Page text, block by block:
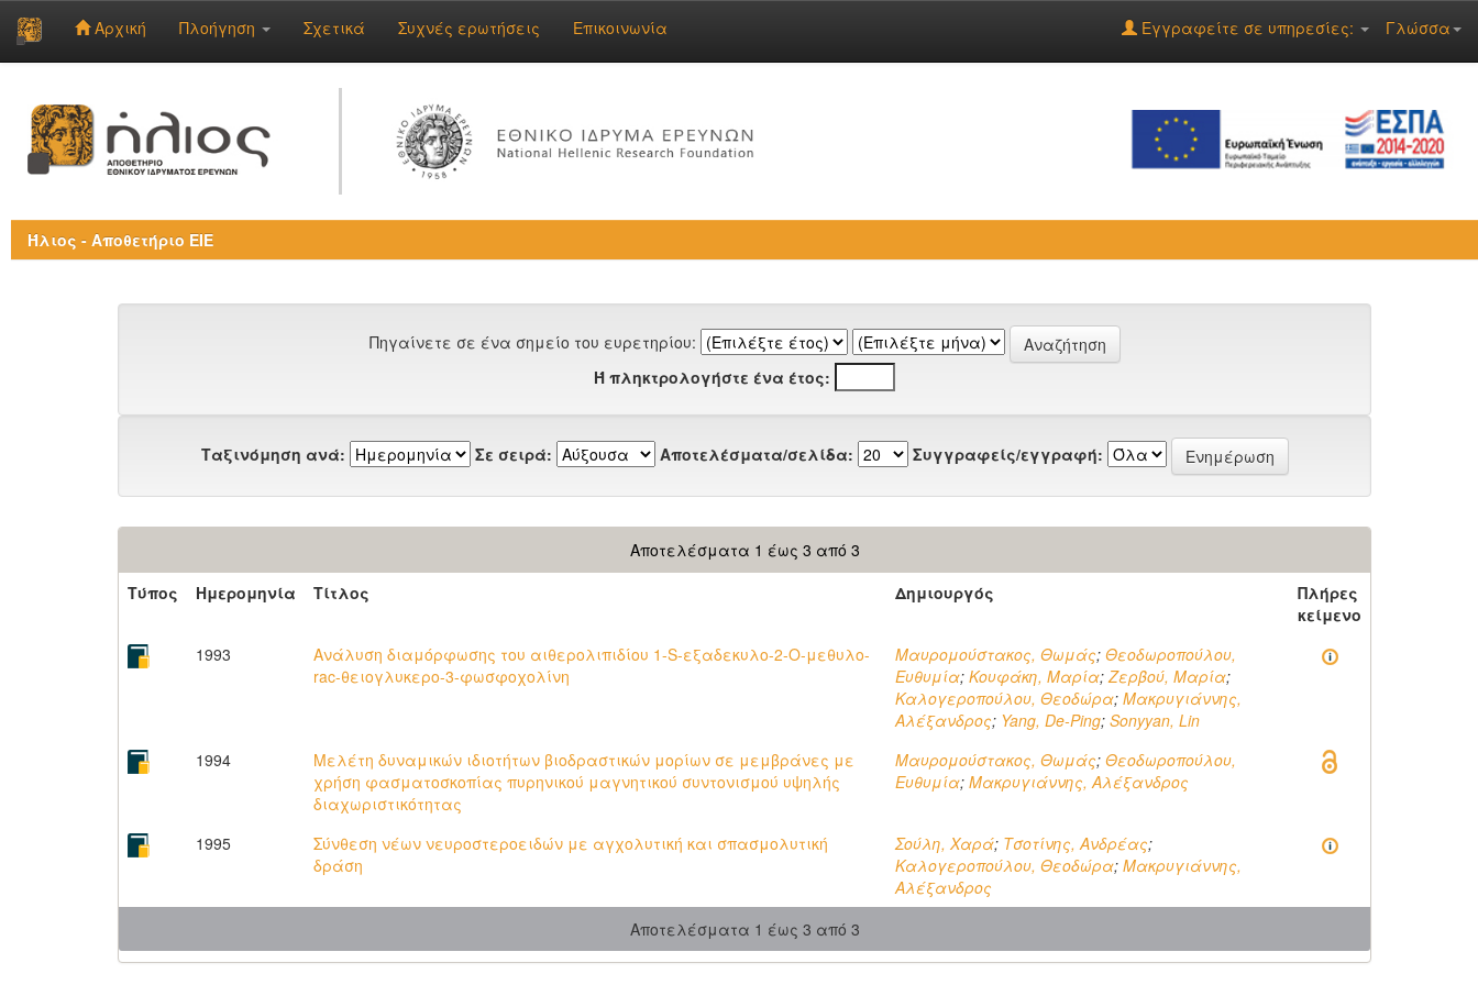
navigation
Αρχική Πλοήγηση Σχετικά Συχνές ερωτήσεις Επικοινωνία Γλώσσα
Εγγραφείτε σε υπηρεσίες:
Ήλιος - Αποθετήριο ΕΙΕ
Πηγαίνετε σε ένα σημείο του ευρετηρίου:
Ή πληκτρολογήστε ένα έτος:
Ταξινόμηση ανά: Σε σειρά: Αποτελέσματα/σελίδα: Συγγραφείς/εγγραφή:
Αποτελέσματα 1 έως 3 από 3
Τύπος
Ημερομηνία Τίτλος Δημιουργός
Πλήρες
κείμενο
1993
Ανάλυση διαμόρφωσης του αιθερολιπιδίου 1-S-εξαδεκυλο-2-O-μεθυλο-
rac-θειογλυκερο-3-φωσφοχολίνη
Μαυρομούστακος, Θωμάς; Θεοδωροπούλου,
Ευθυμία; Κουφάκη, Μαρία;Ζερβού, Μαρία;
Καλογεροπούλου, Θεοδώρα; Μακρυγιάννης,
Αλέξανδρος; Yang, De-Ping; Sonyyan, Lin
1994
Μελέτη δυναμικών ιδιοτήτων βιοδραστικών μορίων σε μεμβράνες με
χρήση φασματοσκοπίας πυρηνικού μαγνητικού συντονισμού υψηλής
διαχωριστικότητας
Μαυρομούστακος, Θωμάς; Θεοδωροπούλου,
Ευθυμία; Μακρυγιάννης, Αλέξανδρος
1995
Σύνθεση νέων νευροστεροειδών με αγχολυτική και σπασμολυτική
δράση
Σούλη, Χαρά; Τσοτίνης, Ανδρέας;
Καλογεροπούλου, Θεοδώρα; Μακρυγιάννης,
Αλέξανδρος
Αποτελέσματα 1 έως 3 από 3